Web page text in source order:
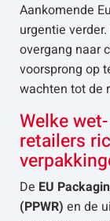
Aankomende
urgentie
overgang naar
voorsprong op
wachten tot de
Welke
retailers
De EU
(PPWR) en de